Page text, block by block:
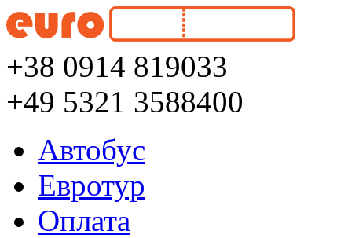
+38 0914 819033
+49 5321 3588400
Автобус
Евротур
Оплата